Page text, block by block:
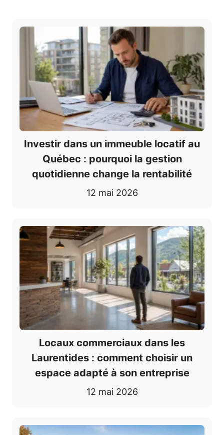
Investir dans un immeuble locatif au
Québec : pourquoi la gestion
quotidienne change la rentabilité
12 mai 2026
Locaux commerciaux dans les
Laurentides : comment choisir un
espace adapté à son entreprise
12 mai 2026